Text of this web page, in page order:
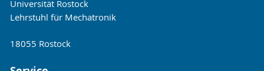
Universität Rostock
Lehrstuhl für Mechatronik
18055 Rostock